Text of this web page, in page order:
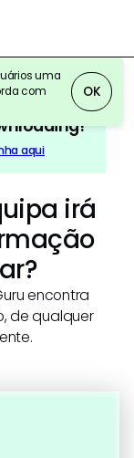
uma
com
OK
aqui
irá
encontra
de qualquer